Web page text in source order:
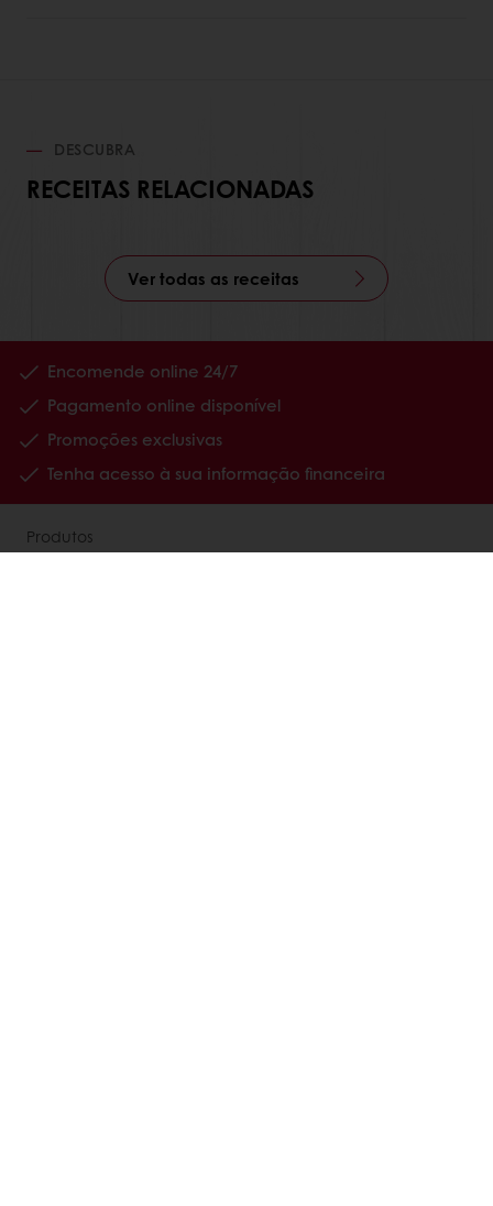
DESCUBRA
RECEITAS RELACIONADAS
Ver todas as receitas
Encomende online 24/7
Pagamento online disponível
Promoções exclusivas
Tenha acesso à sua informação financeira
Produtos